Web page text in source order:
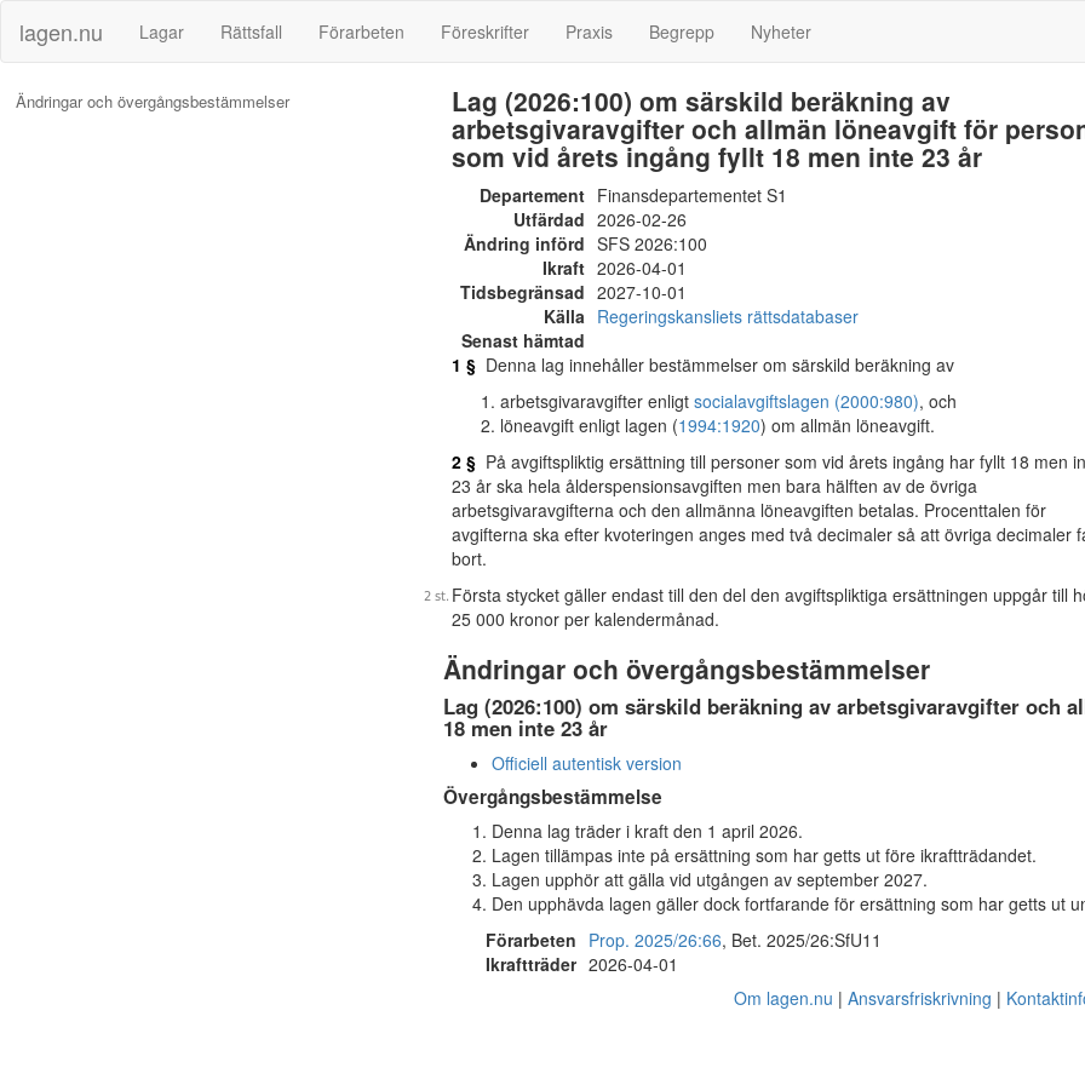
lagen.nu Lagar Rättsfall Förarbeten Föreskrifter Praxis Begrepp Nyheter
Ändringar och övergångsbestämmelser Lag (2026:100) om särskild beräkning av
arbetsgivaravgifter och allmän löneavgift för
som vid årets ingång fyllt 18 men inte 23 år
Departement Finansdepartementet S1
Utfärdad 2026-02-26
Ändring införd SFS 2026:100
Ikraft 2026-04-01
Tidsbegränsad 2027-10-01
Källa Regeringskansliets rättsdatabaser
Senast hämtad
1 § Denna lag innehåller bestämmelser om särskild beräkning av
arbetsgivaravgifter enligt socialavgiftslagen (2000:980), och
löneavgift enligt lagen (1994:1920) om allmän löneavgift.
2 § På avgiftspliktig ersättning till personer som vid årets ingång har fyllt 18 men
23 år ska hela ålderspensionsavgiften men bara hälften av de övriga
arbetsgivaravgifterna och den allmänna löneavgiften betalas. Procenttalen för
avgifterna ska efter kvoteringen anges med två decimaler så att övriga decimaler
bort.
Första stycket gäller endast till den del den avgiftspliktiga ersättningen uppgår till
25 000 kronor per kalendermånad.
Ändringar och övergångsbestämmelser
Lag (2026:100) om särskild beräkning av arbetsgivaravgifter
18 men inte 23 år
Officiell autentisk version
Övergångsbestämmelse
Denna lag träder i kraft den 1 april 2026.
Lagen tillämpas inte på ersättning som har getts ut före ikraftträdandet.
Lagen upphör att gälla vid utgången av september 2027.
Den upphävda lagen gäller dock fortfarande för ersättning som har getts ut
Förarbeten Prop. 2025/26:66, Bet. 2025/26:SfU11
Ikraftträder 2026-04-01
Om lagen.nu
Ansvarsfriskrivning